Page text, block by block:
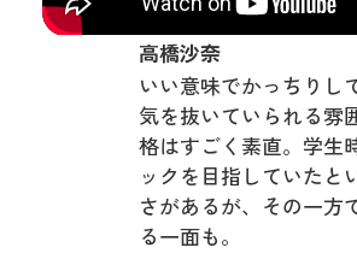
高橋沙奈
いい意味でかっちりし
気を抜いていられる雰
格はすごく素直。学生
ックを目指していたと
さがあるが、その一方
る一面も。